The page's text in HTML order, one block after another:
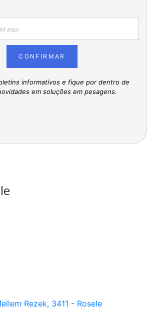
CONFIRMAR
informativos e fique por dentro de
em soluções em pesagens.
Rezek, 3411 - Rosele